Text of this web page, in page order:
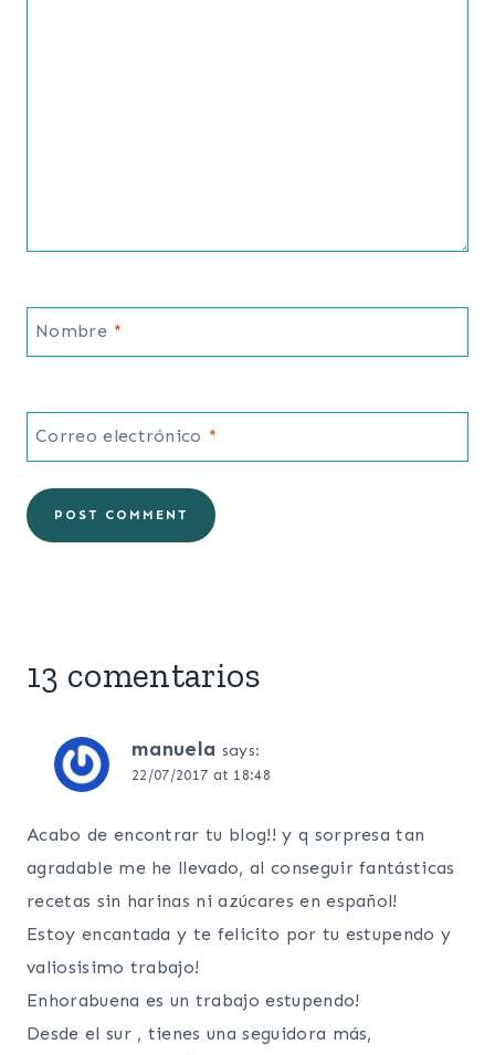
Nombre *
Correo electrónico *
13 comentarios
manuela says:
22/07/2017 at 18:48
Acabo de encontrar tu blog!! y q sorpresa tan
agradable me he llevado, al conseguir fantásticas
recetas sin harinas ni azúcares en español!
Estoy encantada y te felicito por tu estupendo y
valiosisimo trabajo!
Enhorabuena es un trabajo estupendo!
Desde el sur , tienes una seguidora más,